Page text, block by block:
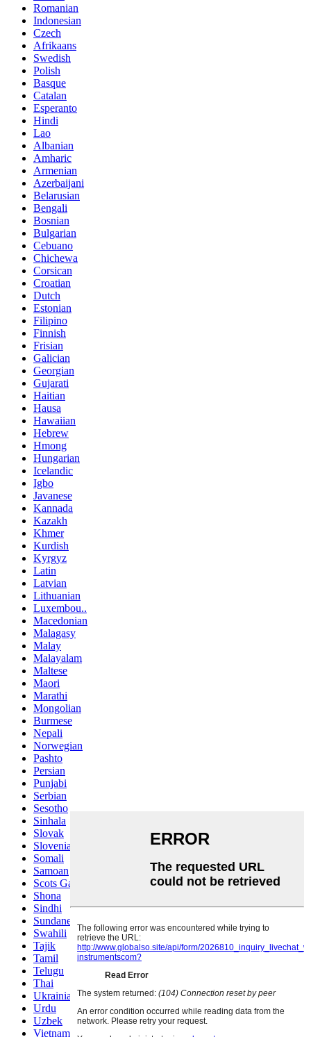
Romanian
Indonesian
Czech
Afrikaans
Swedish
Polish
Basque
Catalan
Esperanto
Hindi
Lao
Albanian
Amharic
Armenian
Azerbaijani
Belarusian
Bengali
Bosnian
Bulgarian
Cebuano
Chichewa
Corsican
Croatian
Dutch
Estonian
Filipino
Finnish
Frisian
Galician
Georgian
Gujarati
Haitian
Hausa
Hawaiian
Hebrew
Hmong
Hungarian
Icelandic
Igbo
Javanese
Kannada
Kazakh
Khmer
Kurdish
Kyrgyz
Latin
Latvian
Lithuanian
Luxembou..
Macedonian
Malagasy
Malay
Malayalam
Maltese
Maori
Marathi
Mongolian
Burmese
Nepali
Norwegian
Pashto
Persian
Punjabi
Serbian
Sesotho
Sinhala
Slovak
Slovenian
Somali
Samoan
Scots Gaelic
Shona
Sindhi
Sundanese
Swahili
Tajik
Tamil
Telugu
Thai
Ukrainian
Urdu
Uzbek
Vietnamese